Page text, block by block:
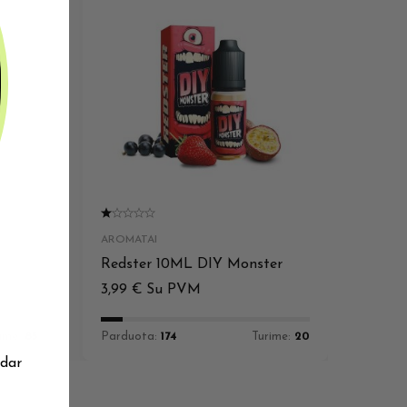
AROMATAI
Redster 10ML DIY Monster
3,99 € Su PVM
Parduota: 174 Turime: 20